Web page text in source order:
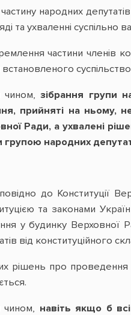
народних
та ухваленні суспільно
частини членів
чином,зібрання групи
прийняті на ньому,
Ради, а ухвалені
групою народних
до Конституції
та законами
у будинку
від конституційного
рішень про проведення
чином, навіть якщо б